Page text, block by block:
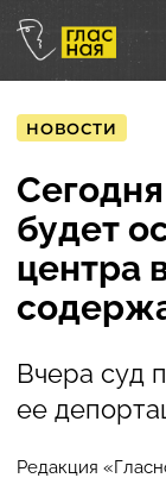
НОВОСТИ
будет
центра
Вчера суд
ее
Редакция